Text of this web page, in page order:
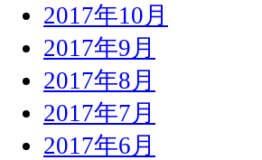
2017年10月
2017年9月
2017年8月
2017年7月
2017年6月